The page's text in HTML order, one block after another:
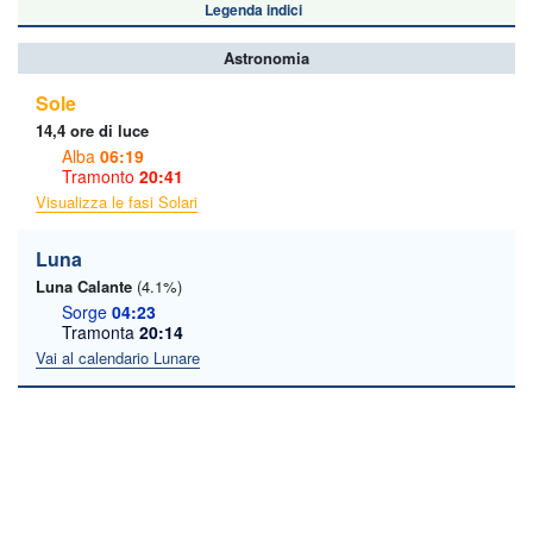
Legenda indici
Astronomia
Sole
14,4 ore di luce
Alba 06:19
Tramonto 20:41
Visualizza le fasi Solari
Luna
Luna Calante (4.1%)
Sorge 04:23
Tramonta 20:14
Vai al calendario Lunare